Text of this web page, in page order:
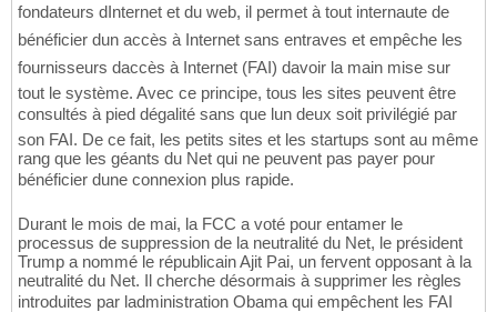
fondateurs dInternet et du web, il permet à tout internaute de
bénéficier dun accès à Internet sans entraves et empêche les
fournisseurs daccès à Internet (FAI) davoir la main mise sur
tout le système. Avec ce principe, tous les sites peuvent être
consultés à pied dégalité sans que lun deux soit privilégié par
son FAI. De ce fait, les petits sites et les startups sont au même
rang que les géants du Net qui ne peuvent pas payer pour
bénéficier dune connexion plus rapide.
Durant le mois de mai, la FCC a voté pour entamer le
processus de suppression de la neutralité du Net, le président
Trump a nommé le républicain Ajit Pai, un fervent opposant à la
neutralité du Net. Il cherche désormais à supprimer les règles
introduites par ladministration Obama qui empêchent les FAI